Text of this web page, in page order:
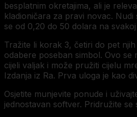
besplatnim okretajima, ali je
kladioničara za pravi novac.
se od 0,20 do 50 dolara na
Tražite li korak 3, četiri do pet
odabere poseban simbol. Ovo
cijeli valjak i može pružiti cijelu
Izdanja iz Ra. Prva uloga je kao
Osjetite munjevite ponude i
jednostavan softver. Pridružite